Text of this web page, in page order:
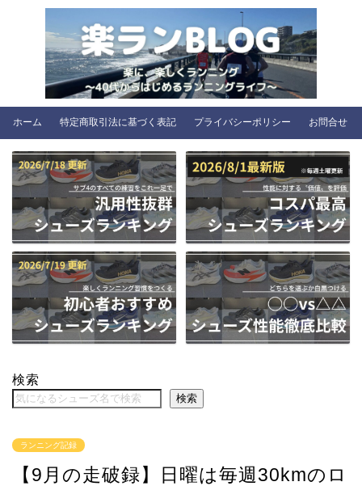
ホーム 特定商取引法に基づく表記 プライバシーポリシー お問合せ
検索
検索
ランニング記録
【9月の走破録】日曜は毎週30kmのロ